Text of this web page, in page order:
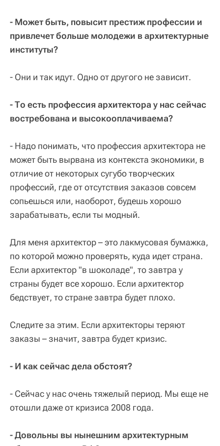
- Может быть, повысит престиж профессии и
привлечет больше молодежи в архитектурные
институты?
- Они и так идут. Одно от другого не зависит.
- То есть профессия архитектора у нас сейчас
востребована и высокооплачиваема?
- Надо понимать, что профессия архитектора не
может быть вырвана из контекста экономики, в
отличие от некоторых сугубо творческих
профессий, где от отсутствия заказов совсем
сопьешься или, наоборот, будешь хорошо
зарабатывать, если ты модный.
Для меня архитектор – это лакмусовая бумажка,
по которой можно проверять, куда идет страна.
Если архитектор "в шоколаде", то завтра у
страны будет все хорошо. Если архитектор
бедствует, то стране завтра будет плохо.
Следите за этим. Если архитекторы теряют
заказы – значит, завтра будет кризис.
- И как сейчас дела обстоят?
- Сейчас у нас очень тяжелый период. Мы еще не
отошли даже от кризиса 2008 года.
- Довольны вы нынешним архитектурным